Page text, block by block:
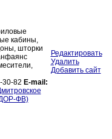
кабины,
шторки
30-82 E-mail:
ФВ)
Редактировать
Удалить
Добавить сайт